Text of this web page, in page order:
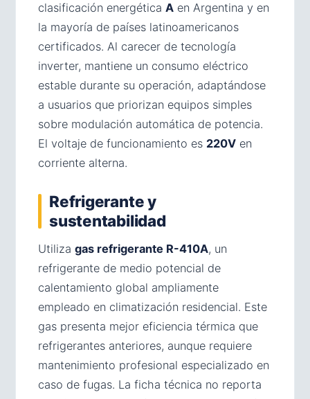
clasificación energética A en Argentina y en
la mayoría de países latinoamericanos
certificados. Al carecer de tecnología
inverter, mantiene un consumo eléctrico
estable durante su operación, adaptándose
a usuarios que priorizan equipos simples
sobre modulación automática de potencia.
El voltaje de funcionamiento es 220V en
corriente alterna.
Refrigerante y
sustentabilidad
Utiliza gas refrigerante R-410A, un
refrigerante de medio potencial de
calentamiento global ampliamente
empleado en climatización residencial. Este
gas presenta mejor eficiencia térmica que
refrigerantes anteriores, aunque requiere
mantenimiento profesional especializado en
caso de fugas. La ficha técnica no reporta